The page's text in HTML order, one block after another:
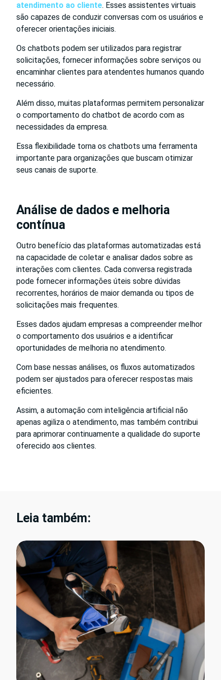
atendimento ao cliente. Esses assistentes virtuais
são capazes de conduzir conversas com os usuários e
oferecer orientações iniciais.
Os chatbots podem ser utilizados para registrar
solicitações, fornecer informações sobre serviços ou
encaminhar clientes para atendentes humanos quando
necessário.
Além disso, muitas plataformas permitem personalizar
o comportamento do chatbot de acordo com as
necessidades da empresa.
Essa flexibilidade torna os chatbots uma ferramenta
importante para organizações que buscam otimizar
seus canais de suporte.
Análise de dados e melhoria
contínua
Outro benefício das plataformas automatizadas está
na capacidade de coletar e analisar dados sobre as
interações com clientes. Cada conversa registrada
pode fornecer informações úteis sobre dúvidas
recorrentes, horários de maior demanda ou tipos de
solicitações mais frequentes.
Esses dados ajudam empresas a compreender melhor
o comportamento dos usuários e a identificar
oportunidades de melhoria no atendimento.
Com base nessas análises, os fluxos automatizados
podem ser ajustados para oferecer respostas mais
eficientes.
Assim, a automação com inteligência artificial não
apenas agiliza o atendimento, mas também contribui
para aprimorar continuamente a qualidade do suporte
oferecido aos clientes.
Leia também: